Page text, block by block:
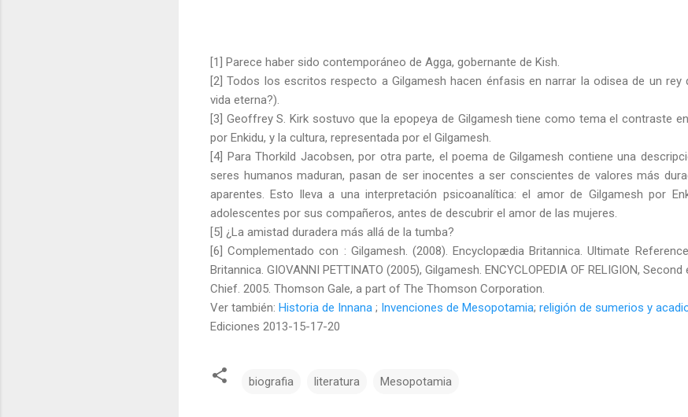
[1] Parece haber sido contemporáneo de Agga, gobernante de Kish.
[2] Todos los escritos respecto a Gilgamesh hacen énfasis en narrar la odisea de un rey
vida eterna?).
[3] Geoffrey S. Kirk sostuvo que la epopeya de Gilgamesh tiene como tema el contraste
por Enkidu, y la cultura, representada por el Gilgamesh.
[4] Para Thorkild Jacobsen, por otra parte, el poema de Gilgamesh contiene una
seres humanos maduran, pasan de ser inocentes a ser conscientes de valores más
aparentes. Esto lleva a una interpretación psicoanalítica: el amor de Gilgamesh por
adolescentes por sus compañeros, antes de descubrir el amor de las mujeres.
[5] ¿La amistad duradera más allá de la tumba?
[6] Complementado con : Gilgamesh. (2008). Encyclopædia Britannica. Ultimate
Britannica. GIOVANNI PETTINATO (2005), Gilgamesh. ENCYCLOPEDIA OF RELIGION,
Chief. 2005. Thomson Gale, a part of The Thomson Corporation.
Ver también: Historia de Innana ; Invenciones de Mesopotamia; religión de sumerios y
Ediciones 2013-15-17-20
biografia literatura Mesopotamia